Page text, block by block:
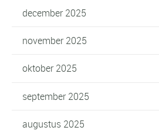
december 2025
november 2025
oktober 2025
september 2025
augustus 2025